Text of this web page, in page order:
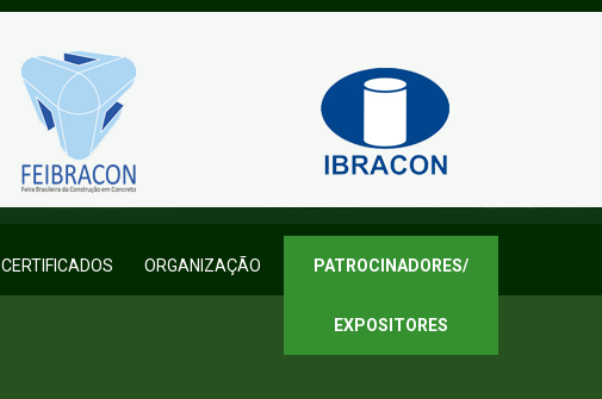
CERTIFICADOS ORGANIZAÇÃO PATROCINADORES/
EXPOSITORES